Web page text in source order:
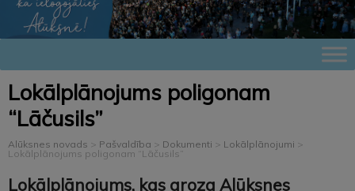
Lokālplānojums poligonam
“Lāčusils”
Alūksnes novads > Pašvaldība > Dokumenti > Lokālplānojumi >
Lokālplānojums poligonam “Lāčusils”
Lokālplānojums, kas groza Alūksnes